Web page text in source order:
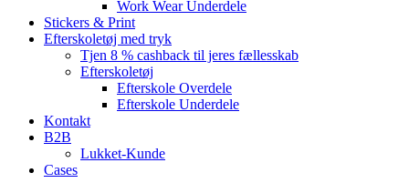
Work Wear Underdele
Stickers & Print
Efterskoletøj med tryk
Tjen 8 % cashback til jeres fællesskab
Efterskoletøj
Efterskole Overdele
Efterskole Underdele
Kontakt
B2B
Lukket-Kunde
Cases